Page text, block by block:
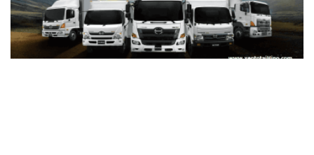
Nên mua xe tải SRM T30 hay Tera 100?
Tìm hiểu chi tiết